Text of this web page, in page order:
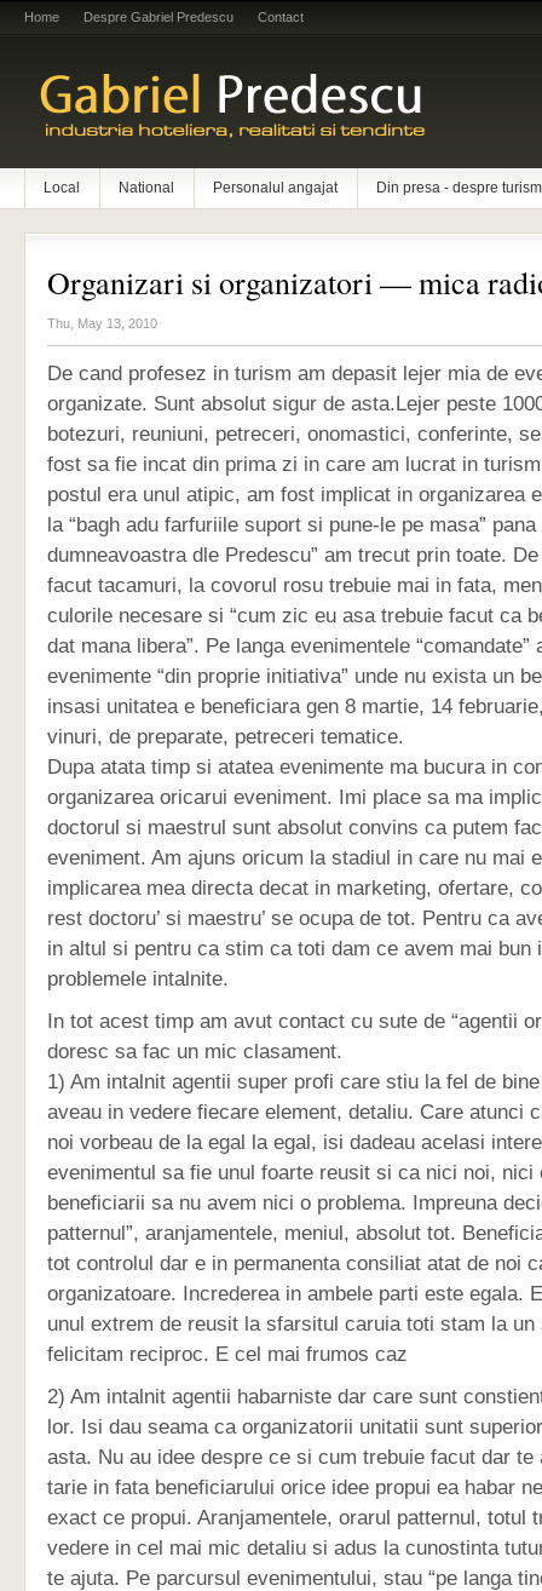
Home Despre Gabriel Predescu Contact
Local National Personalul angajat Din presa - despre turism
Organizari si organizatori — mica
Thu, May 13, 2010
De cand profesez in turism am depasit lejer mia de
organizate. Sunt absolut sigur de asta.Lejer peste
botezuri, reuniuni, petreceri, onomastici, conferinte,
fost sa fie incat din prima zi in care am lucrat in
postul era unul atipic, am fost implicat in organizarea
la “bagh adu farfuriile suport si pune-le pe masa”
dumneavoastra dle Predescu” am trecut prin toate.
facut tacamuri, la covorul rosu trebuie mai in fata,
culorile necesare si “cum zic eu asa trebuie facut ca
dat mana libera”. Pe langa evenimentele
evenimente “din proprie initiativa” unde nu exista un
insasi unitatea e beneficiara gen 8 martie, 14
vinuri, de preparate, petreceri tematice.
Dupa atata timp si atatea evenimente ma bucura in
organizarea oricarui eveniment. Imi place sa ma
doctorul si maestrul sunt absolut convins ca putem
eveniment. Am ajuns oricum la stadiul in care nu mai
implicarea mea directa decat in marketing, ofertare,
rest doctoru’ si maestru’ se ocupa de tot. Pentru ca
in altul si pentru ca stim ca toti dam ce avem mai bun
problemele intalnite.
In tot acest timp am avut contact cu sute de “agentii
doresc sa fac un mic clasament.
1) Am intalnit agentii super profi care stiu la fel de
aveau in vedere fiecare element, detaliu. Care atunci
noi vorbeau de la egal la egal, isi dadeau acelasi
evenimentul sa fie unul foarte reusit si ca nici noi, nici
beneficiarii sa nu avem nici o problema. Impreuna
patternul”, aranjamentele, meniul, absolut tot.
tot controlul dar e in permanenta consiliat atat de noi
organizatoare. Increderea in ambele parti este egala.
unul extrem de reusit la sfarsitul caruia toti stam la un
felicitam reciproc. E cel mai frumos caz
2) Am intalnit agentii habarniste dar care sunt
lor. Isi dau seama ca organizatorii unitatii sunt
asta. Nu au idee despre ce si cum trebuie facut dar
tarie in fata beneficiarului orice idee propui ea habar
exact ce propui. Aranjamentele, orarul patternul, totul
vedere in cel mai mic detaliu si adus la cunostinta
te ajuta. Pe parcursul evenimentului, stau “pe langa